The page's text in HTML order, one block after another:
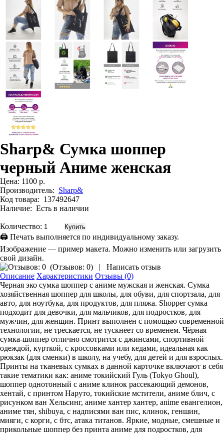
Sharp& Сумка шоппер
черный Аниме женская
Цена: 1100 р.
Производитель: Sharp&
Код товара: 137492647
Наличие: Есть в наличии
Количество:
🖨 Печать выполняется по индивидуальному заказу.
Изображение — пример макета. Можно изменить или загрузить
свой дизайн.
(Отзывов: 0) |
Написать отзыв
Описание Характеристики Отзывы (0)
Черная эко сумка шоппер с аниме мужская и женская. Сумка
хозяйственная шоппер для школы, для обуви, для спортзала, для
авто, для ноутбука, для продуктов, для пляжа. Shopper сумка
подходит для девочки, для мальчиков, для подростков, для
мужчин, для женщин. Принт выполнен с помощью современной
технологии, не трескается, не тускнеет со временем. Чёрная
сумка-шоппер отлично смотрится с джинсами, спортивной
одеждой, курткой, с кроссовками или кедами, идеальная как
рюкзак (для сменки) в школу, на учебу, для детей и для взрослых.
Принты на тканевых сумках в данной карточке включают в себя
такие тематики как: аниме токийский Гуль (Tokyo Ghoul),
шоппер однотонный с аниме клинок рассекающий демонов,
хентай, с принтом Наруто, токийские мстители, аниме блич, с
рисунком ван Хельсинг, аниме хантер хантер, anime евангелион,
аниме тян, shibuya, с надписями ван пис, клинок, геншин,
мияги, с корги, с бтс, атака титанов. Яркие, модные, смешные и
прикольные шоппер без принта аниме для подростков, для